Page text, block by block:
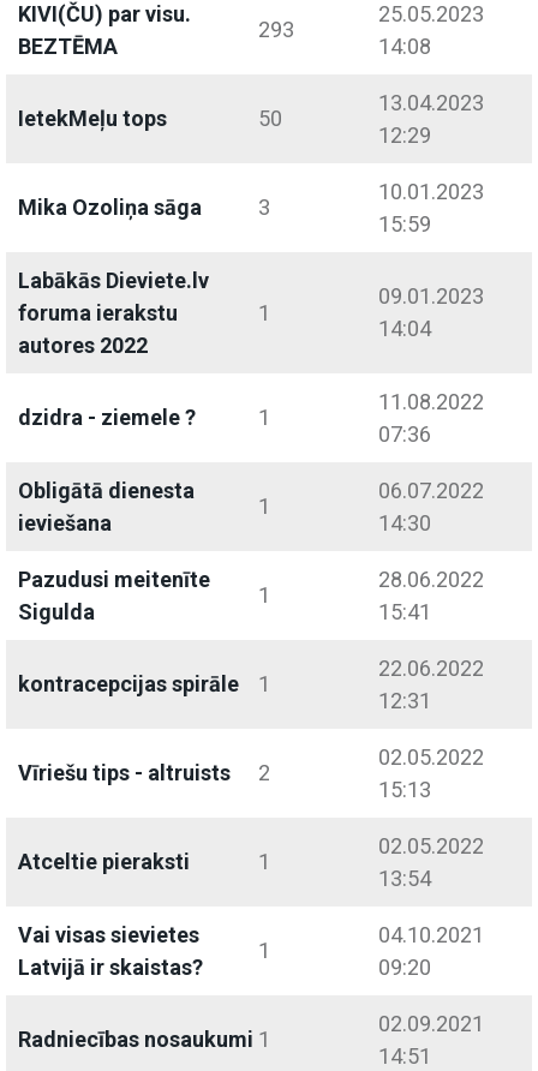
KIVI(ČU) par visu.
BEZTĒMA
293
25.05.2023
14:08
IetekMeļu tops 50
13.04.2023
12:29
Mika Ozoliņa sāga 3
10.01.2023
15:59
Labākās Dieviete.lv
foruma ierakstu
autores 2022
1
09.01.2023
14:04
dzidra - ziemele ? 1
11.08.2022
07:36
Obligātā dienesta
ieviešana
1
06.07.2022
14:30
Pazudusi meitenīte
Sigulda
1
28.06.2022
15:41
kontracepcijas spirāle 1
22.06.2022
12:31
Vīriešu tips - altruists 2
02.05.2022
15:13
Atceltie pieraksti 1
02.05.2022
13:54
Vai visas sievietes
Latvijā ir skaistas?
1
04.10.2021
09:20
Radniecības nosaukumi 1
02.09.2021
14:51